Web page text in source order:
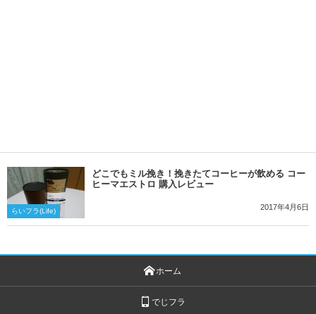
らいフラ(Life)
どこでもミル挽き！挽きたてコーヒーが飲める コー
ヒーマエストロ 購入レビュー
2017年4月6日
ホーム
でじフラ